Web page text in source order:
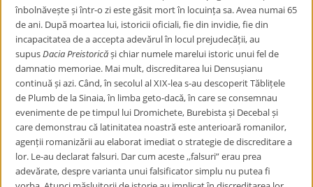
înbolnăvește și într-o zi este găsit mort în locuința sa. Avea numai 65
de ani. După moartea lui, istoricii oficiali, fie din invidie, fie din
incapacitatea de a accepta adevărul în locul prejudecății, au
supusDacia Preistoricăși chiar numele marelui istoric unui fel de
damnatio memoriae. Mai mult, discreditarea lui Densușianu
continuă și azi. Când, în secolul al XIX-lea s-au descoperit Tăblițele
de Plumb de la Sinaia, în limba geto-dacă, în care se consemnau
evenimente de pe timpul lui Dromichete, Burebista și Decebal și
care demonstrau că latinitatea noastră este anterioară romanilor,
agenții romanizării au elaborat imediat o strategie de discreditare a
lor. Le-au declarat falsuri. Dar cum aceste ,,falsuri” erau prea
adevărate, despre varianta unui falsificator simplu nu putea fi